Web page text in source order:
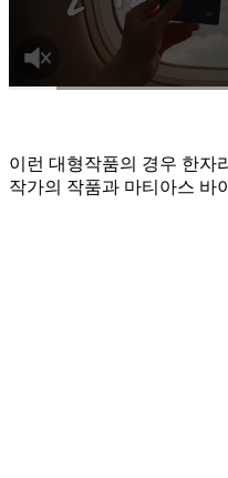
이런 대형작품의 경우 한자
작가의 작품과 마티아스 바